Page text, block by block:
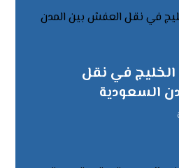
الخليج في نقل
السعودية